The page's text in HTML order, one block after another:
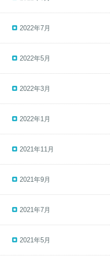
2022年7月
2022年5月
2022年3月
2022年1月
2021年11月
2021年9月
2021年7月
2021年5月